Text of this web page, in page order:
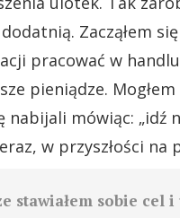
Zacząłem
pracować w
pieniądze.
mówiąc: „idź
w przyszłości na
stawiałem sobie cel